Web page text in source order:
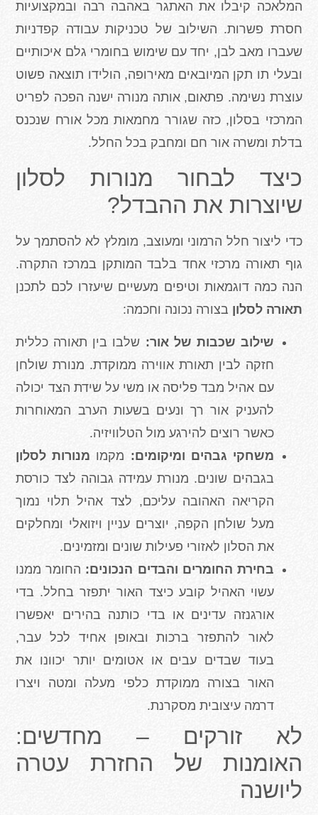
המלאכה קיבלו את האתגר באהבה רבה ובמקצועיות
חסרת פשרות. השילוב של טכניקות עבודה קפדניות
שעברו מאב לבן, יחד עם שימוש בחומרי גלם איכותיים
ובעלי תו תקן המיובאים מאירופה, הולידו תוצאה פשוט
עוצרת נשימה. פתאום, אותה מנורה ישנה הפכה לפריט
המרכזי בסלון, כזה שגורר מחמאות מכל אורח שנכנס
בדלת ומשרה אור חם ומחבק בכל החלל.
כיצד לבחור מנורות לסלון
שיוצרות את ההבדל?
כדי ליצור חלל הרמוני ומעוצב, מומלץ לא להסתמך על
גוף תאורה מרכזי אחד בלבד המותקן במרכז התקרה.
הנה כמה דוגמאות וטיפים מעשיים שיעזרו לכם לתכנן
תאורה לסלון בצורה נכונה וחכמה:
שילוב שכבות של אור: שלבו בין תאורה כללית
חזקה לבין תאורת אווירה ממוקדת. מנורת שולחן
עם אהיל מבד פליסה או משי על שידת הצד יכולה
להעניק אור רך ונעים בשעות הערב המאוחרות
כאשר רוצים להירגע מול הטלוויזיה.
משחקי גבהים ומיקומים: מקמו מנורות לסלון
בגבהים שונים. מנורת עמידה גבוהה לצד כורסת
הקריאה האהובה עליכם, לצד אהיל תלוי נמוך
מעל שולחן הקפה, יוצרים עניין ויזואלי ומחלקים
את הסלון לאזורי פעילות שונים ומזמינים.
בחירת החומרים והבדים הנכונים: החומר ממנו
עשוי האהיל קובע כיצד האור יתפזר בחלל. בדי
אורגנזה עדינים או בדי כותנה בהירים יאפשרו
לאור להתפזר ברכות ובאופן אחיד לכל עבר,
בעוד שבדים עבים או אטומים יותר יכוונו את
האור בצורה ממוקדת כלפי מעלה ומטה ויצרו
דרמה עיצובית מסקרנת.
לא זורקים – מחדשים:
האומנות של החזרת עטרה
ליושנה